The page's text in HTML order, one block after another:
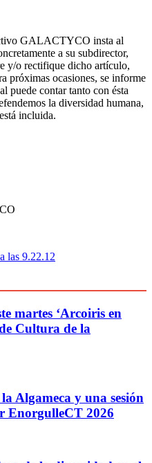
GALACTYCO insta al
a su subdirector,
y/o rectifique dicho artículo,
próximas ocasiones, se informe
puede contar tanto con ésta
la diversidad humana,
incluida.
martes ‘Arcoiris en
Cultura de la
Algameca y una sesión
EnorgulleCT 2026